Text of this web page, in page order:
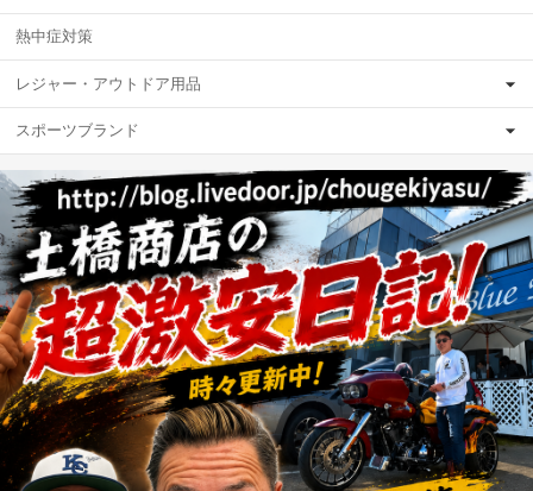
熱中症対策
レジャー・アウトドア用品
スポーツブランド